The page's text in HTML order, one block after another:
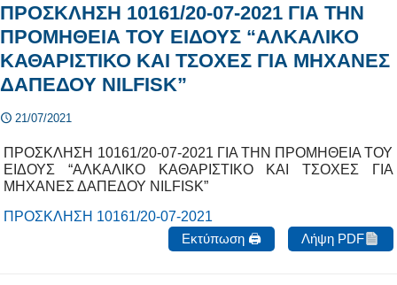
ΠΡΟΣΚΛΗΣΗ 10161/20-07-2021 ΓΙΑ ΤΗΝ
ΠΡΟΜΗΘΕΙΑ ΤΟΥ ΕΙΔΟΥΣ “ΑΛΚΑΛΙΚΟ
ΚΑΘΑΡΙΣΤΙΚΟ ΚΑΙ ΤΣΟΧΕΣ ΓΙΑ ΜΗΧΑΝΕΣ
ΔΑΠΕΔΟΥ NILFISK”
21/07/2021
ΠΡΟΣΚΛΗΣΗ 10161/20-07-2021 ΓΙΑ ΤΗΝ ΠΡΟΜΗΘΕΙΑ ΤΟΥ
ΕΙΔΟΥΣ “ΑΛΚΑΛΙΚΟ ΚΑΘΑΡΙΣΤΙΚΟ ΚΑΙ ΤΣΟΧΕΣ ΓΙΑ
ΜΗΧΑΝΕΣ ΔΑΠΕΔΟΥ NILFISK”
ΠΡΟΣΚΛΗΣΗ 10161/20-07-2021
Εκτύπωση 🖨
Λήψη PDF